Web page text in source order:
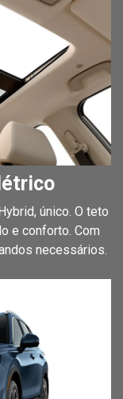
único. O teto
e conforto. Com
necessários.